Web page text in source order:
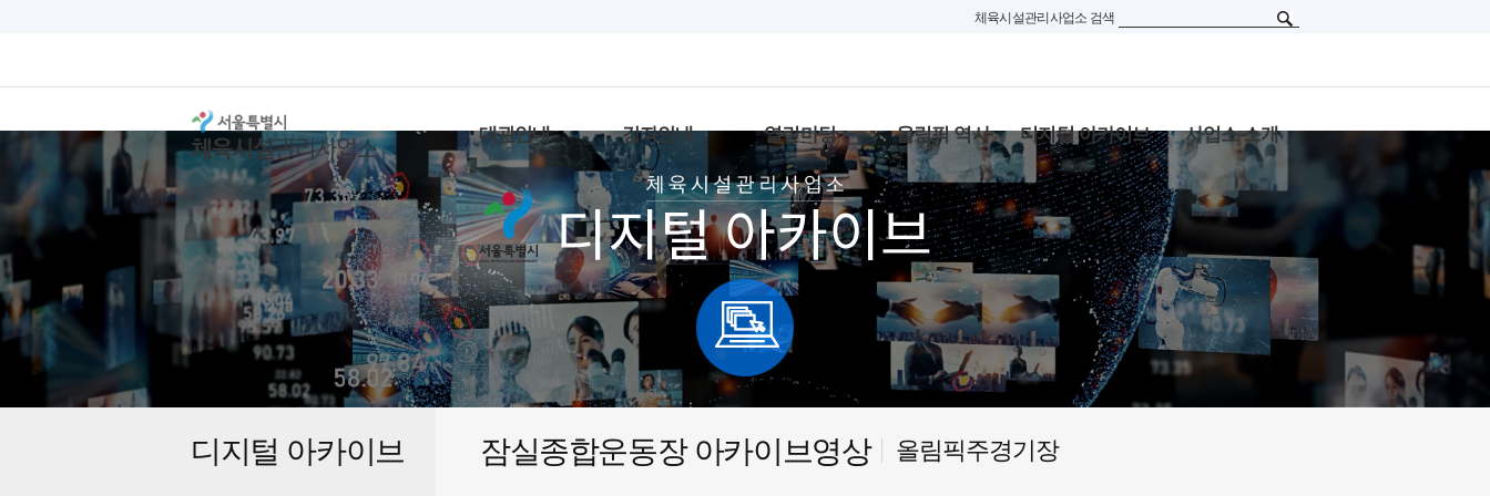
체육시설관리사업소 검색
대관안내 강좌안내 열린마당 올림픽 역사 디지털 아카이브 사업소 소개
디지털 아카이브 잠실종합운동장 아카이브영상 올림픽주경기장